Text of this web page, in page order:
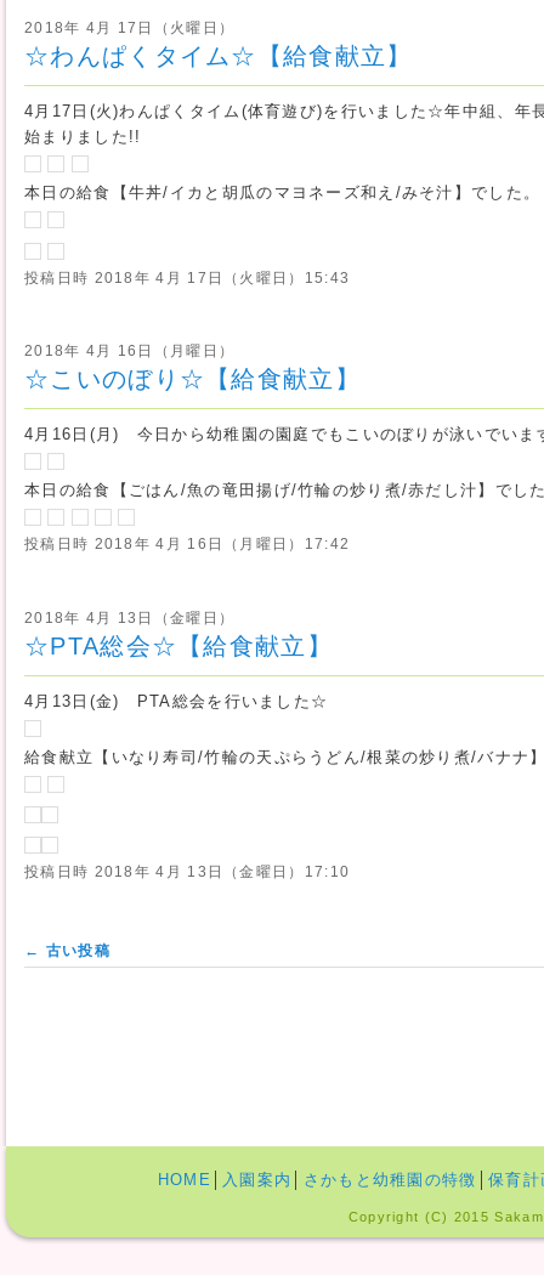
2018年 4月 17日（火曜日）
☆わんぱくタイム☆【給食献立】
4月17日(火)わんぱくタイム(体育遊び)を行いました☆年中組、年
始まりました!!
本日の給食【牛丼/イカと胡瓜のマヨネーズ和え/みそ汁】でした。
投稿日時 2018年 4月 17日（火曜日）15:43
2018年 4月 16日（月曜日）
☆こいのぼり☆【給食献立】
4月16日(月) 今日から幼稚園の園庭でもこいのぼりが泳いでい
本日の給食【ごはん/魚の竜田揚げ/竹輪の炒り煮/赤だし汁】でし
投稿日時 2018年 4月 16日（月曜日）17:42
2018年 4月 13日（金曜日）
☆PTA総会☆【給食献立】
4月13日(金) PTA総会を行いました☆
給食献立【いなり寿司/竹輪の天ぷらうどん/根菜の炒り煮/バナナ
投稿日時 2018年 4月 13日（金曜日）17:10
投稿ナビゲーション
← 古い投稿
HOME 入園案内 さかもと幼稚園の特徴 保育計
Copyright (C) 2015